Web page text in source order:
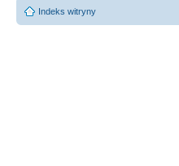
Indeks witryny